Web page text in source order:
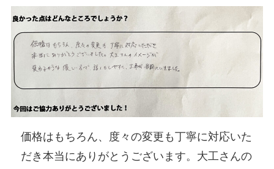
価格はもちろん、度々の変更も丁寧に対応いた
だき本当にありがとうございます。大工さんの